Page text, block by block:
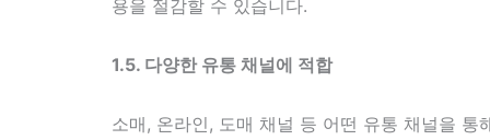
용을 절감할 수 있습니다.
1.5. 다양한 유통 채널에 적합
소매, 온라인, 도매 채널 등 어떤 유통 채널을